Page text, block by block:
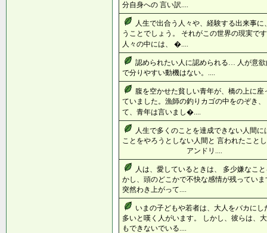
分自身への 言い訳....
人生で出合う人々や、経験する出来事
うことでしょう。 それがこの世界の現実で
人々の中には、 �....
認められたい人に認められる… 人が意
で分りやすい動機はない。....
腹を空かせた貧しい青年が、橋の上に
ていました。漁師の釣りカゴの中をのぞき
て、青年は言いまし�....
人生で多くのことを達成できない人間
ことをやろうとしない人間と 言われたこ
アンドリ....
人は、愛しているときは、 多少嫌なこ
かし、頭のどこかで不快な感情が残ってい
突然わき上がって....
いまの子どもや若者は、大人をバカに
多いと嘆く人がいます。 しかし、彼らは、
もできないでいる....